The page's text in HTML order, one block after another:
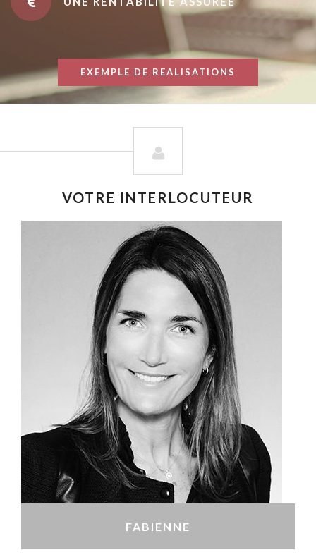
EXEMPLE DE REALISATIONS
VOTRE INTERLOCUTEUR
FABIENNE